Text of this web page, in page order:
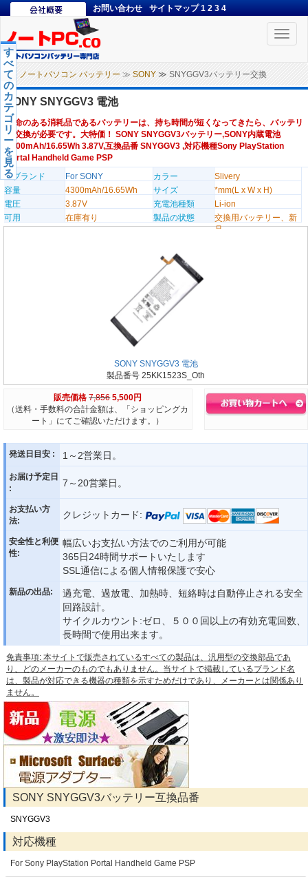
お問い合わせ サイトマップ 1 2 3 4
Toggle
ノートパソコン バッテリー ≫ SONY ≫ SNYGGV3バッテリー交換
す
べ
て
の
カ
テ
ゴ
リ
ー
を
見
る
SONY SNYGGV3 電池
寿命のある消耗品であるバッテリーは、持ち時間が短くなってきたら、バッテリ
ー交換が必要です。大特価！ SONY SNYGGV3バッテリー,SONY内蔵電池
4300mAh/16.65Wh 3.87V,互換品番 SNYGGV3 ,対応機種Sony PlayStation
Portal Handheld Game PSP
のブランド
For SONY カラー
Slivery
容量
4300mAh/16.65Wh サイズ
*mm(L x W x H)
電圧
3.87V 充電池種類
Li-ion
可用
在庫有り 製品の状態
交換用バッテリー、新
品
SONY SNYGGV3 電池
製品番号 25KK1523S_Oth
販売価格 7,856 5,500円
（送料・手数料の合計金額は、「ショッピングカ
ート」にてご確認いただけます。）
発送日目安 : 1～2営業日。
お届け予定日
:
7～20営業日。
お支払い方
法:
クレジットカード:
安全性と利便
性:
幅広いお支払い方法でのご利用が可能
365日24時間サポートいたします
SSL通信による個人情報保護で安心
新品の出品:
過充電、過放電、加熱時、短絡時は自動停止される安全
回路設計。
サイクルカウント:ゼロ、５００回以上の有効充電回数、
長時間で使用出来ます。
免責事項: 本サイトで販売されているすべての製品は、汎用型の交換部品であ
り、どのメーカーのものでもありません。当サイトで掲載しているブランド名
は、製品が対応できる機器の種類を示すためだけであり、メーカーとは関係あり
ません。
SONY SNYGGV3バッテリー互換品番
SNYGGV3
対応機種
For Sony PlayStation Portal Handheld Game PSP